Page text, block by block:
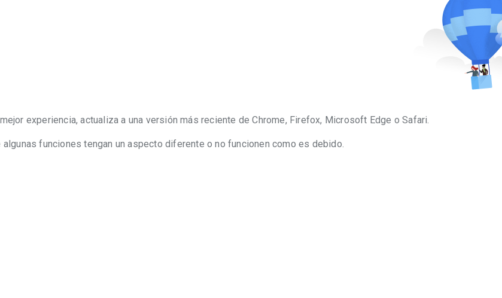
experiencia, actualiza a una versión más reciente de Chrome, Firefox, Microsoft Edge o Safari.
funciones tengan un aspecto diferente o no funcionen como es debido.